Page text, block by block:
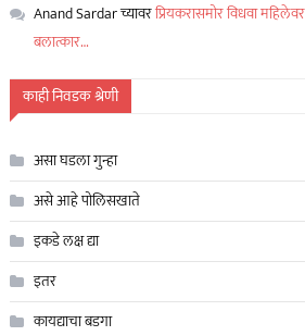
Anand Sardarच्यावरप्रियकरासमोर विधवा
बलात्कार…
काही निवडक श्रेणी
असा घडला गुन्हा
असे आहे पोलिसखाते
इकडे लक्ष द्या
इतर
कायद्याचा बडगा